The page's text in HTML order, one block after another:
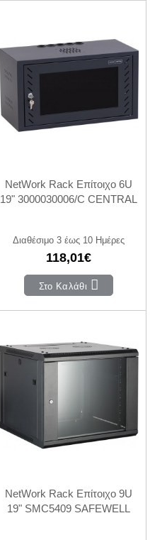
NetWork Rack Επίτοιχο 6U
19" 3000030006/C CENTRAL
Διαθέσιμο 3 έως 10 Ημέρες
118,01€
Στο Καλάθι
NetWork Rack Επίτοιχο 9U
19" SMC5409 SAFEWELL